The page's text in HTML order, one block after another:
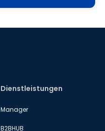
Dienstleistungen
Manager
B2BHUB